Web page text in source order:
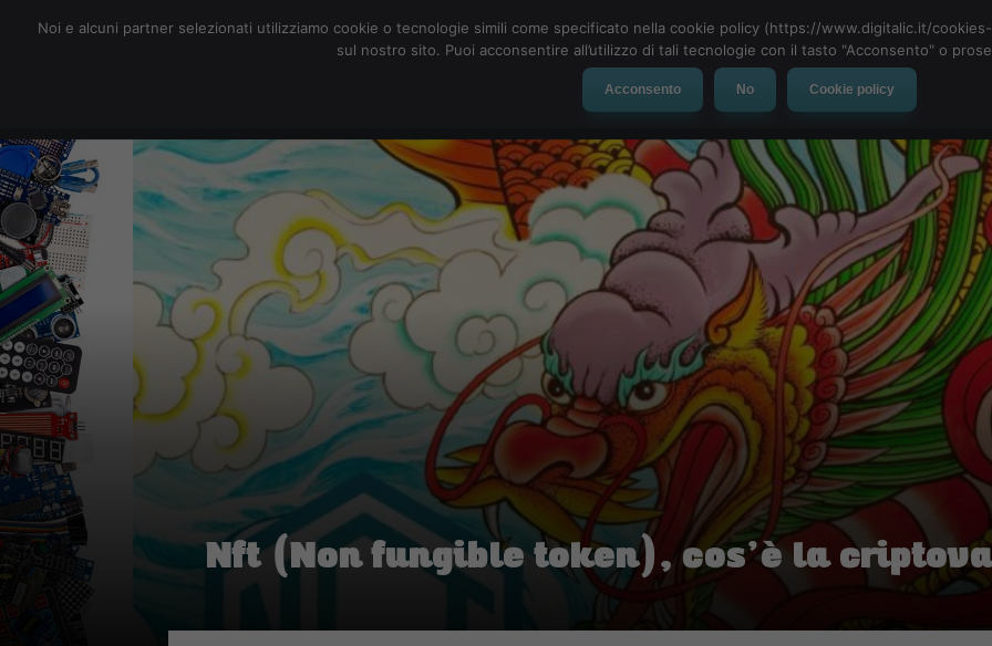
Social Network App Automotive Tech-News
Nft (Non fungible token), cos’è la
Noi e alcuni partner selezionati utilizziamo cookie o tecnologie simili come specificato nella cookie policy (https://www.digitalic.it/
sul nostro sito. Puoi acconsentire all’utilizzo di tali tecnologie con il tasto "Acconsento" o
Acconsento No Cookie policy